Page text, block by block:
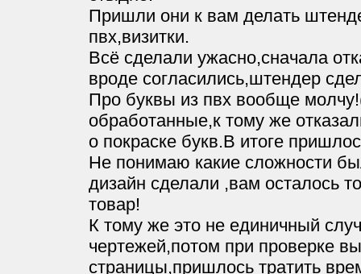
Пришли они к вам делать
пвх,визитки.
Всё сделали ужасно,сначала
вроде согласились,штендер
Про буквы из пвх вообще
обработанные,к тому же
о покраске букв.В итоге
Не понимаю какие сложности
дизайн сделали ,вам осталось
товар!
К тому же это не единичный
чертежей,потом при проверке
страницы,пришлось тратить